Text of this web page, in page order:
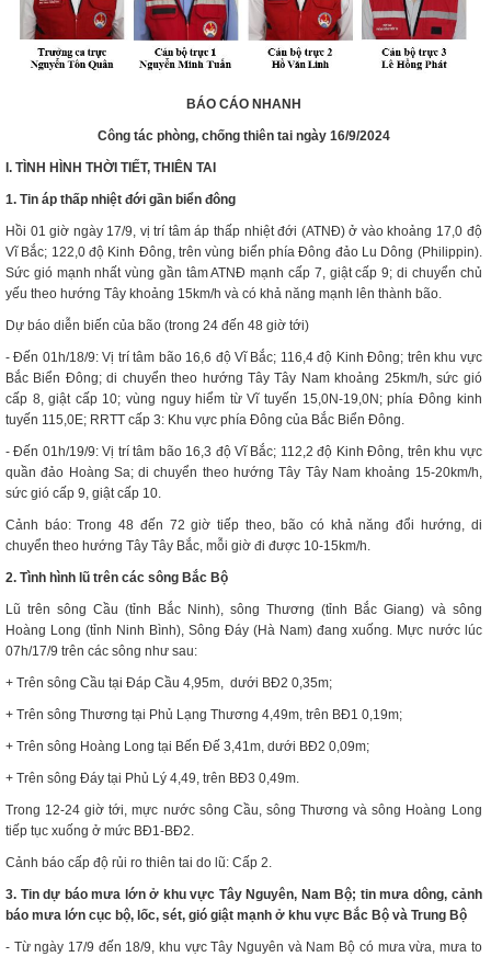
BÁO CÁO NHANH
Công tác phòng, chống thiên tai ngày 16/9/2024
I. TÌNH HÌNH THỜI TIẾT, THIÊN TAI
1. Tin áp thấp nhiệt đới gần biển đông
Hồi 01 giờ ngày 17/9, vị trí tâm áp thấp nhiệt đới (ATNĐ) ở vào khoảng 17,0 độ
Vĩ Bắc; 122,0 độ Kinh Đông, trên vùng biển phía Đông đảo Lu Dông (Philippin).
Sức gió mạnh nhất vùng gần tâm ATNĐ mạnh cấp 7, giật cấp 9; di chuyển chủ
yếu theo hướng Tây khoảng 15km/h và có khả năng mạnh lên thành bão.
Dự báo diễn biến của bão (trong 24 đến 48 giờ tới)
- Đến 01h/18/9: Vị trí tâm bão 16,6 độ Vĩ Bắc; 116,4 độ Kinh Đông; trên khu vực
Bắc Biển Đông; di chuyển theo hướng Tây Tây Nam khoảng 25km/h, sức gió
cấp 8, giật cấp 10; vùng nguy hiểm từ Vĩ tuyến 15,0N-19,0N; phía Đông kinh
tuyến 115,0E; RRTT cấp 3: Khu vực phía Đông của Bắc Biển Đông.
- Đến 01h/19/9: Vị trí tâm bão 16,3 độ Vĩ Bắc; 112,2 độ Kinh Đông, trên khu vực
quần đảo Hoàng Sa; di chuyển theo hướng Tây Tây Nam khoảng 15-20km/h,
sức gió cấp 9, giật cấp 10.
Cảnh báo: Trong 48 đến 72 giờ tiếp theo, bão có khả năng đổi hướng, di
chuyển theo hướng Tây Tây Bắc, mỗi giờ đi được 10-15km/h.
2. Tình hình lũ trên các sông Bắc Bộ
Lũ trên sông Cầu (tỉnh Bắc Ninh), sông Thương (tỉnh Bắc Giang) và sông
Hoàng Long (tỉnh Ninh Bình), Sông Đáy (Hà Nam) đang xuống. Mực nước lúc
07h/17/9 trên các sông như sau:
+ Trên sông Cầu tại Đáp Cầu 4,95m, dưới BĐ2 0,35m;
+ Trên sông Thương tại Phủ Lạng Thương 4,49m, trên BĐ1 0,19m;
+ Trên sông Hoàng Long tại Bến Đế 3,41m, dưới BĐ2 0,09m;
+ Trên sông Đáy tại Phủ Lý 4,49, trên BĐ3 0,49m.
Trong 12-24 giờ tới, mực nước sông Cầu, sông Thương và sông Hoàng Long
tiếp tục xuống ở mức BĐ1-BĐ2.
Cảnh báo cấp độ rủi ro thiên tai do lũ: Cấp 2.
3. Tin dự báo mưa lớn ở khu vực Tây Nguyên, Nam Bộ; tin mưa dông, cảnh
báo mưa lớn cục bộ, lốc, sét, gió giật mạnh ở khu vực Bắc Bộ và Trung Bộ
- Từ ngày 17/9 đến 18/9, khu vực Tây Nguyên và Nam Bộ có mưa vừa, mưa to